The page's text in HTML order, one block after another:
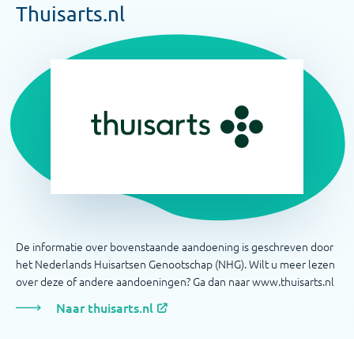
De informatie over bovenstaande aandoening is geschreven door
het Nederlands Huisartsen Genootschap (NHG). Wilt u meer lezen
over deze of andere aandoeningen? Ga dan naar www.thuisarts.nl
Naar thuisarts.nl
Thuisarts.nl